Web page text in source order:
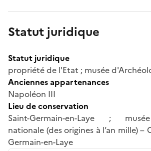
Statut juridique
Statut juridique
propriété de l'Etat ; musée
Anciennes appartenances
Napoléon III
Lieu de conservation
Saint-Germain-en-Laye ;
nationale (des origines à l’an mille) –
Germain-en-Laye